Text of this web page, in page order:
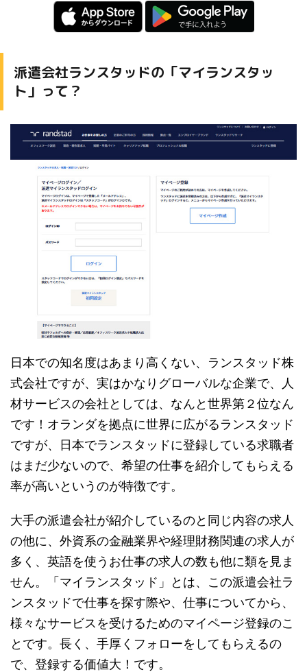
派遣会社ランスタッドの「マイランスタッ
ト」って？
日本での知名度はあまり高くない、ランスタッド株
式会社ですが、実はかなりグローバルな企業で、人
材サービスの会社としては、なんと世界第２位なん
です！オランダを拠点に世界に広がるランスタッド
ですが、日本でランスタッドに登録している求職者
はまだ少ないので、希望の仕事を紹介してもらえる
率が高いというのが特徴です。
大手の派遣会社が紹介しているのと同じ内容の求人
の他に、外資系の金融業界や経理財務関連の求人が
多く、英語を使うお仕事の求人の数も他に類を見ま
せん。「マイランスタッド」とは、この派遣会社ラ
ンスタッドで仕事を探す際や、仕事についてから、
様々なサービスを受けるためのマイページ登録のこ
とです。長く、手厚くフォローをしてもらえるの
で、登録する価値大！です。